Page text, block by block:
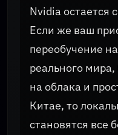
Nvidia
Если же ваш
переобучение
реального
на облака и
Китае, то
становятся все